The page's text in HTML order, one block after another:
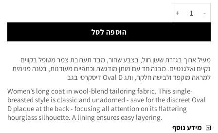
הוספה לסל
מעיל ארוך בגזרת שעון חול, בצבע שחור, מבד תערובת צמר מטופל בקווים
נקיים ואלגנטיים. מבנה חד עם מותן מודגשת וכתפיים מעודנות, בטנה פנימית
למראה מוקפד ולבישה חלקה, ותג Oval D דיסקרטי בגב
Women’s long coat in wool-blend tailoring fabric. This single-
breasted style is classic and unadorned - save for the discreet Oval
D plaque at the back - focusing all attention on its flattering
hourglass silhouette. A lining ensures easy layering.
מידע נוסף